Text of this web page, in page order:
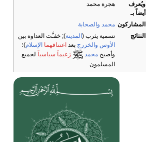
ويُعرف
أيضاً بـ
هجرة محمد
المشاركون محمد والصحابة
النتائج
تسمية يثرب ( المدينة); خفـَّت العداوة بين
الأوس والخزرج بعد اعتناقهما الإسلام)؛
وأصبح محمد زعيماً سياسياً لجميع
المسلمون